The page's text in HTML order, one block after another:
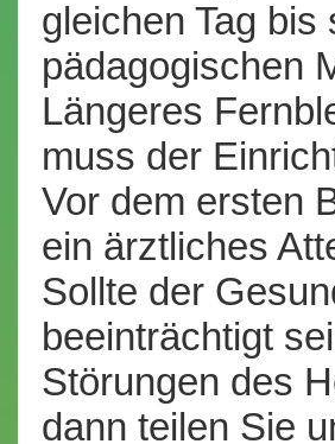
gleichen Tag
pädagogischen
Längeres
muss der
Vor dem ersten
ein ärztliches
Sollte der
beeinträchtigt
Störungen des
dann teilen Sie